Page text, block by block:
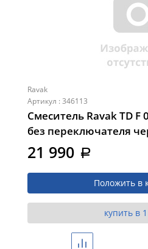
Ravak
Артикул : 346113
Смеситель Ravak TD F
без переключателя
21 990 a
Положить в
купить в
Сравнить